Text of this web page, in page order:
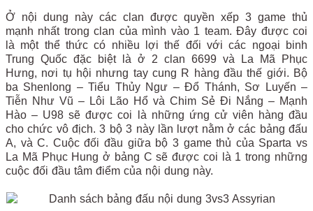
Ở nội dung này các clan được quyền xếp 3 game thủ
mạnh nhất trong clan của mình vào 1 team. Đây được coi
là một thể thức có nhiều lợi thế đối với các ngoại binh
Trung Quốc đặc biệt là ở 2 clan 6699 và La Mã Phục
Hưng, nơi tụ hội nhưng tay cung R hàng đầu thế giới. Bộ
ba Shenlong – Tiểu Thủy Ngư – Đổ Thánh, Sơ Luyến –
Tiễn Như Vũ – Lôi Lão Hổ và Chim Sẻ Đi Nắng – Mạnh
Hào – U98 sẽ được coi là những ứng cử viên hàng đầu
cho chức vô địch. 3 bộ 3 này lần lượt nằm ở các bảng đấu
A, và C. Cuộc đối đầu giữa bộ 3 game thủ của Sparta vs
La Mã Phục Hung ở bảng C sẽ được coi là 1 trong những
cuộc đối đầu tâm điểm của nội dung này.